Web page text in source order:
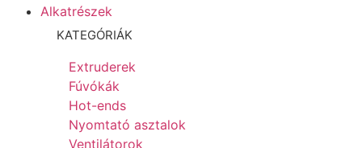
Alkatrészek
KATEGÓRIÁK
Extruderek
Fúvókák
Hot-ends
Nyomtató asztalok
Ventilátorok